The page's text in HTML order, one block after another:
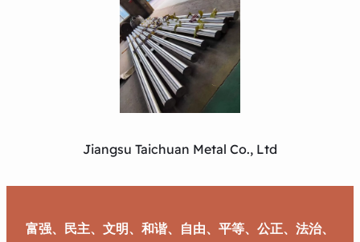
Jiangsu Taichuan Metal Co., Ltd
富强、民主、文明、和谐、自由、平等、公正、法治、